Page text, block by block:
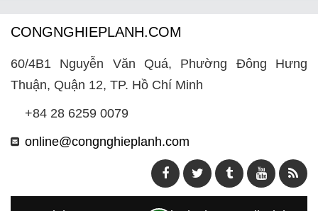
CONGNGHIEPLANH.COM
60/4B1 Nguyễn Văn Quá, Phường Đông Hưng
Thuận, Quận 12, TP. Hồ Chí Minh
+84 28 6259 0079
online@congnghieplanh.com